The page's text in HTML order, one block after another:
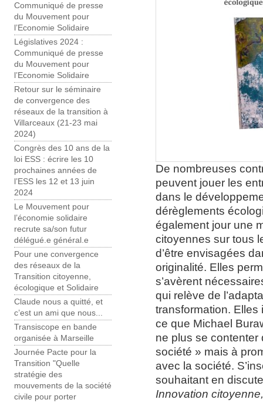
Communiqué de presse
du Mouvement pour
l’Economie Solidaire
Législatives 2024 :
Communiqué de presse
du Mouvement pour
l’Economie Solidaire
Retour sur le séminaire
de convergence des
réseaux de la transition à
Villarceaux (21-23 mai
2024)
Congrès des 10 ans de la
loi ESS : écrire les 10
prochaines années de
l’ESS les 12 et 13 juin
2024
Le Mouvement pour
l’économie solidaire
recrute sa/son futur
délégué.e général.e
Pour une convergence
des réseaux de la
Transition citoyenne,
écologique et Solidaire
Claude nous a quitté, et
c’est un ami que nous...
Transiscope en bande
organisée à Marseille
Journée Pacte pour la
Transition "Quelle
stratégie des
mouvements de la société
civile pour porter
De nombreuses
peuvent jouer les
dans le
dérèglements
également jour une
citoyennes sur tous
d’être envisagées
originalité. Elles
s’avèrent
qui relève de
transformation.
ce que Michael
ne plus se contenter
société » mais à
avec la société.
souhaitant en
Innovation